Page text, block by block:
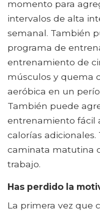
momento para
intervalos de alta
semanal. También
programa de
entrenamiento de
músculos y quema
aeróbica en un
También puede
entrenamiento fácil
calorías
caminata matutina
trabajo.
Has perdido la
La primera vez que